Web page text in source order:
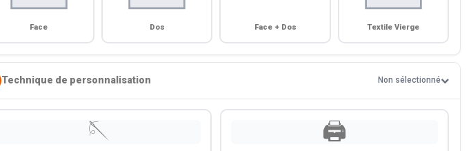
Face Dos Face + Dos Textile Vierge
Technique de personnalisation Non sélectionné
🪡 🖨️